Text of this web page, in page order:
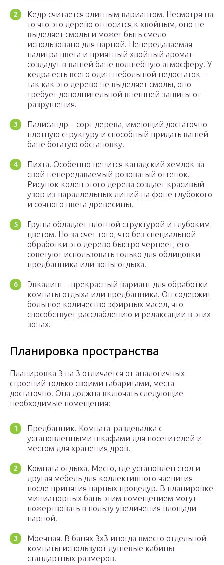
Кедр считается элитным вариантом. Несмотря на
то что это дерево относится к хвойным, оно не
выделяет смолы и может быть смело
использовано для парной. Непередаваемая
палитра цвета и приятный хвойный аромат
создадут в вашей бане волшебную атмосферу. У
кедра есть всего один небольшой недостаток –
так как это дерево не выделяет смолы, оно
требует дополнительной внешней защиты от
разрушения.
Палисандр – сорт дерева, имеющий достаточно
плотную структуру и способный придать вашей
бане богатую обстановку.
Пихта. Особенно ценится канадский хемлок за
свой непередаваемый розоватый оттенок.
Рисунок колец этого дерева создает красивый
узор из параллельных линий на фоне глубокого
и сочного цвета древесины.
Груша обладает плотной структурой и глубоким
цветом. Но за счет того, что без специальной
обработки это дерево быстро чернеет, его
советуют использовать только для облицовки
предбанника или зоны отдыха.
Эвкалипт – прекрасный вариант для обработки
комнаты отдыха или предбанника. Он содержит
большое количество эфирных масел, что
способствует расслаблению и релаксации в этих
зонах.
Планировка пространства
Планировка 3 на 3 отличается от аналогичных
строений только своими габаритами, места
достаточно. Она должна включать следующие
необходимые помещения:
Предбанник. Комната-раздевалка с
установленными шкафами для посетителей и
местом для хранения дров.
Комната отдыха. Место, где установлен стол и
другая мебель для коллективного чаепития
после принятия парных процедур. В планировке
миниатюрных бань этим помещением могут
пожертвовать в пользу увеличения площади
парной.
Моечная. В банях 3х3 иногда вместо отдельной
комнаты используют душевые кабины
стандартных размеров.